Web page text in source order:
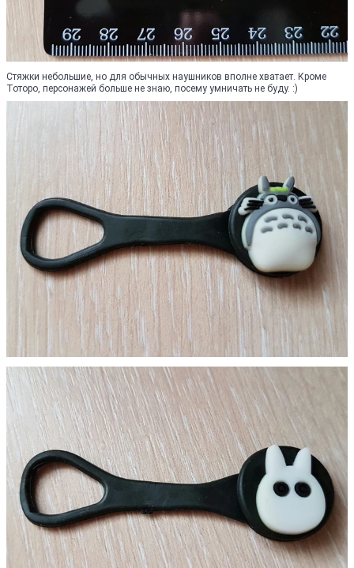
Стяжки небольшие, но для обычных наушников вполне хватает. Кроме
Тоторо, персонажей больше не знаю, посему умничать не буду. :)